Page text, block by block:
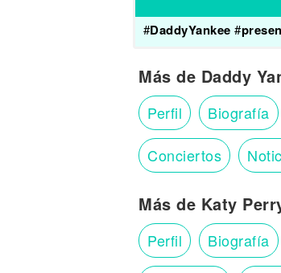
#DaddyYankee #
Más de Daddy
Perfil Biografía
Conciertos
Más de Katy
Perfil Biografía